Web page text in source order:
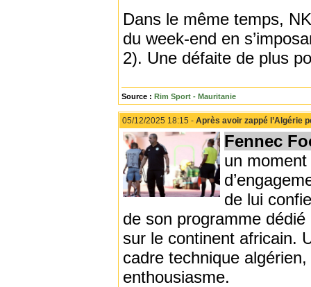
Dans le même temps,
du week-end en
2). Une défaite de plus
Source : Rim Sport - Mauritanie
05/12/2025 18:15 - Après avoir zappé l’Algérie
Fennec
un
de lui
de son programme
sur le continent africain.
cadre technique
enthousiasme.